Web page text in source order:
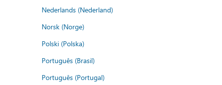
Nederlands (Nederland)
Norsk (Norge)
Polski (Polska)
Português (Brasil)
Português (Portugal)